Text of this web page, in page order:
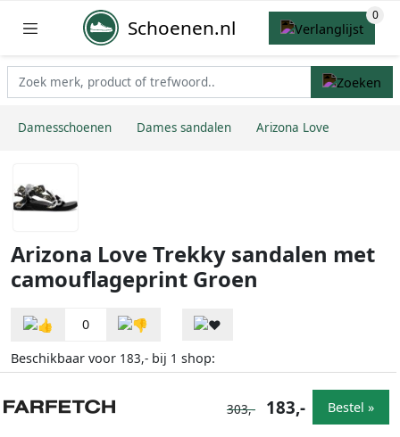
Schoenen.nl
Damesschoenen Dames sandalen Arizona Love
Arizona Love Trekky sandalen met
camouflageprint Groen
0
Beschikbaar voor 183,- bij 1 shop:
303,- 183,- Bestel »